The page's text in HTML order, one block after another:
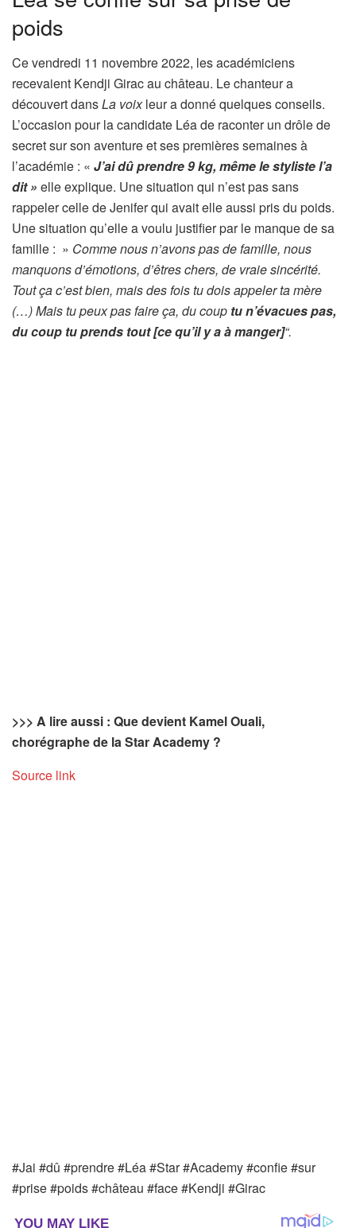
poids
Ce vendredi 11 novembre 2022, les académiciens
recevaient Kendji Girac au château. Le chanteur a
découvert dansLa voixleur a donné quelques conseils.
L’occasion pour la candidate Léa de raconter un drôle de
secret sur son aventure et ses premières semaines à
l’académie : « J’ai dû prendre 9 kg, même le styliste l’a
dit » elle explique. Une situation qui n’est pas sans
rappeler celle de Jenifer qui avait elle aussi pris du poids.
Une situation qu’elle a voulu justifier par le manque de sa
famille : » Comme nous n’avons pas de famille, nous
manquons d’émotions, d’êtres chers, de vraie sincérité.
Tout ça c’est bien, mais des fois tu dois appeler ta mère
(…) Mais tu peux pas faire ça, du coup tu n’évacues pas,
du coup tu prends tout [ce qu’il y a à manger]“.
>>> A lire aussi : Que devient Kamel Ouali,
chorégraphe de la Star Academy ?
Source link
#Jai #dû #prendre #Léa #Star #Academy #confie #sur
#prise #poids #château #face #Kendji #Girac